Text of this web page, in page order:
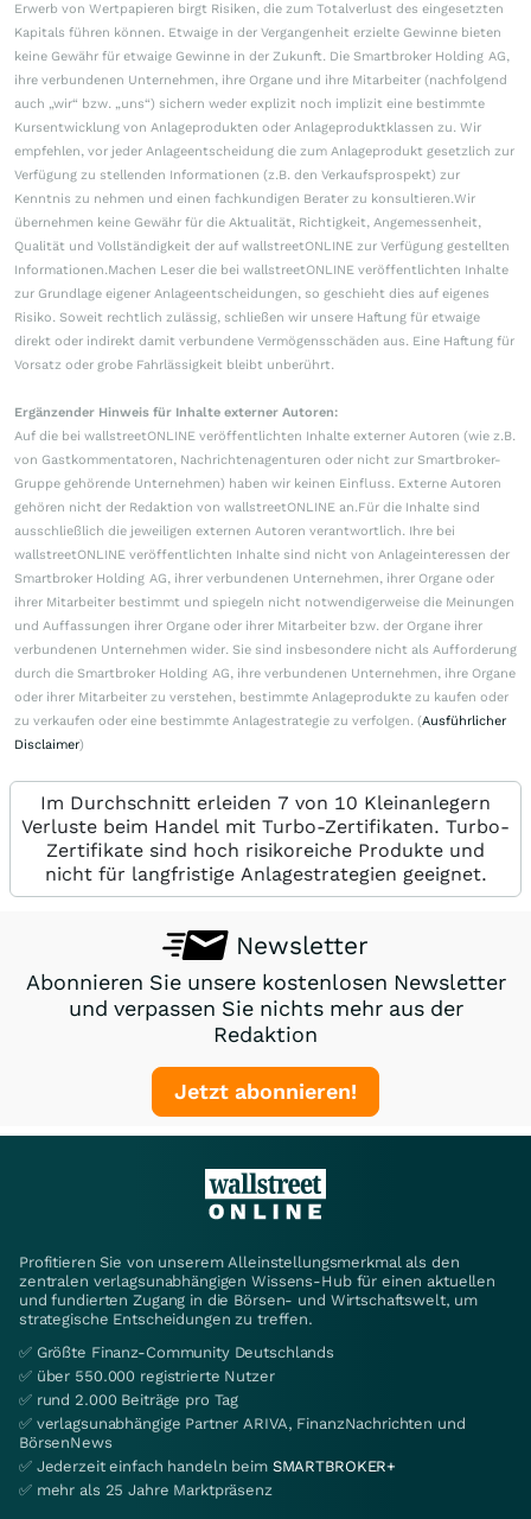
Erwerb von Wertpapieren birgt Risiken, die zum Totalverlust des eingesetzten
Kapitals führen können. Etwaige in der Vergangenheit erzielte Gewinne bieten
keine Gewähr für etwaige Gewinne in der Zukunft. Die Smartbroker Holding AG,
ihre verbundenen Unternehmen, ihre Organe und ihre Mitarbeiter (nachfolgend
auch „wir“ bzw. „uns“) sichern weder explizit noch implizit eine bestimmte
Kursentwicklung von Anlageprodukten oder Anlageproduktklassen zu. Wir
empfehlen, vor jeder Anlageentscheidung die zum Anlageprodukt gesetzlich zur
Verfügung zu stellenden Informationen (z.B. den Verkaufsprospekt) zur
Kenntnis zu nehmen und einen fachkundigen Berater zu konsultieren.Wir
übernehmen keine Gewähr für die Aktualität, Richtigkeit, Angemessenheit,
Qualität und Vollständigkeit der auf wallstreetONLINE zur Verfügung gestellten
Informationen.Machen Leser die bei wallstreetONLINE veröffentlichten Inhalte
zur Grundlage eigener Anlageentscheidungen, so geschieht dies auf eigenes
Risiko. Soweit rechtlich zulässig, schließen wir unsere Haftung für etwaige
direkt oder indirekt damit verbundene Vermögensschäden aus. Eine Haftung für
Vorsatz oder grobe Fahrlässigkeit bleibt unberührt.
Ergänzender Hinweis für Inhalte externer Autoren:
Auf die bei wallstreetONLINE veröffentlichten Inhalte externer Autoren (wie z.B.
von Gastkommentatoren, Nachrichtenagenturen oder nicht zur Smartbroker-
Gruppe gehörende Unternehmen) haben wir keinen Einfluss. Externe Autoren
gehören nicht der Redaktion von wallstreetONLINE an.Für die Inhalte sind
ausschließlich die jeweiligen externen Autoren verantwortlich. Ihre bei
wallstreetONLINE veröffentlichten Inhalte sind nicht von Anlageinteressen der
Smartbroker Holding AG, ihrer verbundenen Unternehmen, ihrer Organe oder
ihrer Mitarbeiter bestimmt und spiegeln nicht notwendigerweise die Meinungen
und Auffassungen ihrer Organe oder ihrer Mitarbeiter bzw. der Organe ihrer
verbundenen Unternehmen wider. Sie sind insbesondere nicht als Aufforderung
durch die Smartbroker Holding AG, ihre verbundenen Unternehmen, ihre Organe
oder ihrer Mitarbeiter zu verstehen, bestimmte Anlageprodukte zu kaufen oder
zu verkaufen oder eine bestimmte Anlagestrategie zu verfolgen. (Ausführlicher
Disclaimer)
Im Durchschnitt erleiden 7 von 10 Kleinanlegern
Verluste beim Handel mit Turbo-Zertifikaten. Turbo-
Zertifikate sind hoch risikoreiche Produkte und
nicht für langfristige Anlagestrategien geeignet.
Newsletter
Abonnieren Sie unsere kostenlosen Newsletter
und verpassen Sie nichts mehr aus der
Redaktion
Jetzt abonnieren!
Profitieren Sie von unserem Alleinstellungsmerkmal als den
zentralen verlagsunabhängigen Wissens-Hub für einen aktuellen
und fundierten Zugang in die Börsen- und Wirtschaftswelt, um
strategische Entscheidungen zu treffen.
✅ Größte Finanz-Community Deutschlands
✅ über 550.000 registrierte Nutzer
✅ rund 2.000 Beiträge pro Tag
✅ verlagsunabhängige Partner ARIVA, FinanzNachrichten und
BörsenNews
✅ Jederzeit einfach handeln beim SMARTBROKER+
✅ mehr als 25 Jahre Marktpräsenz